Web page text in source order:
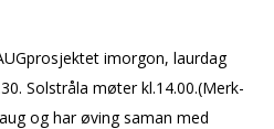
imorgon, laurdag
Solstråla møter kl.14.00.(Merk-
og har øving saman med